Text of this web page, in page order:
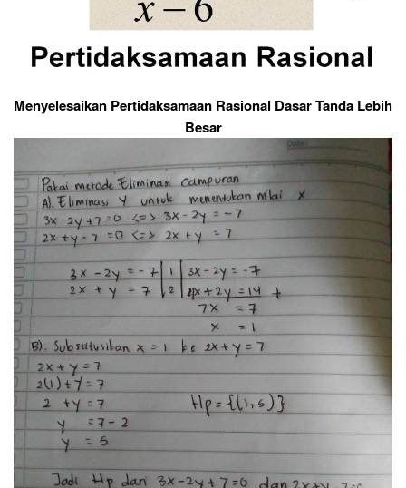
Menyelesaikan Pertidaksamaan Rasional Dasar Tanda Lebih
Besar